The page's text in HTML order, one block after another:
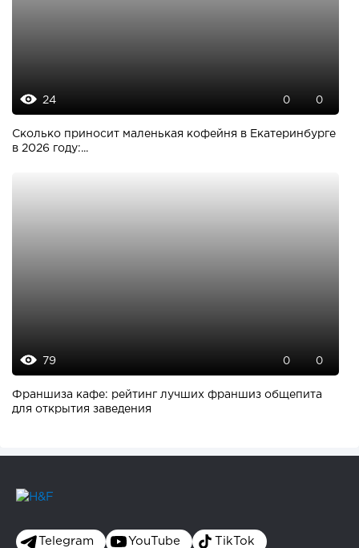
24 0 0
Сколько приносит маленькая кофейня в Екатеринбурге
в 2026 году:...
79 0 0
Франшиза кафе: рейтинг лучших франшиз общепита
для открытия заведения
Telegram YouTube TikTok